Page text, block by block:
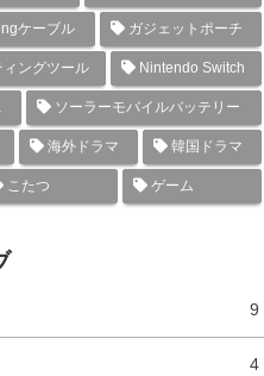
ケーブル ガジェットポーチ
ィングツール Nintendo Switch
ソーラーモバイルバッテリー
海外ドラマ 韓国ドラマ
こたつ ゲーム
9
4